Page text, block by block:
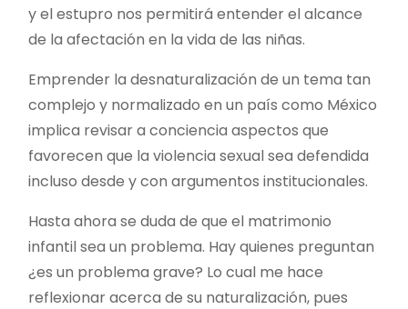
y el estupro nos permitirá entender el alcance
de la afectación en la vida de las niñas.
Emprender la desnaturalización de un tema tan
complejo y normalizado en un país como México
implica revisar a conciencia aspectos que
favorecen que la violencia sexual sea defendida
incluso desde y con argumentos institucionales.
Hasta ahora se duda de que el matrimonio
infantil sea un problema. Hay quienes preguntan
¿es un problema grave? Lo cual me hace
reflexionar acerca de su naturalización, pues